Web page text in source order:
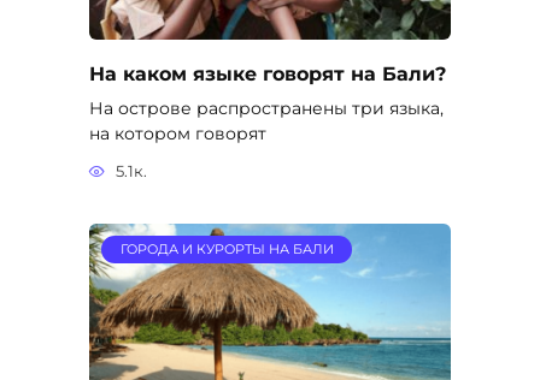
На каком языке говорят на Бали?
На острове распространены три языка,
на котором говорят
5.1к.
ГОРОДА И КУРОРТЫ НА БАЛИ